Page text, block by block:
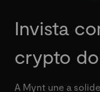
Invista
crypto do
A Mynt une a